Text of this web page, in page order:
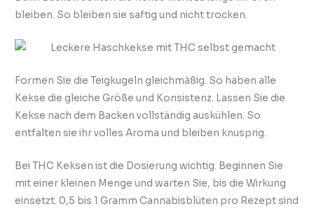
bleiben. So bleiben sie saftig und nicht trocken.
Formen Sie die Teigkugeln gleichmäßig. So haben alle
Kekse die gleiche Größe und Konsistenz. Lassen Sie die
Kekse nach dem Backen vollständig auskühlen. So
entfalten sie ihr volles Aroma und bleiben knusprig.
Bei THC Keksen ist die Dosierung wichtig. Beginnen Sie
mit einer kleinen Menge und warten Sie, bis die Wirkung
einsetzt. 0,5 bis 1 Gramm Cannabisblüten pro Rezept sind